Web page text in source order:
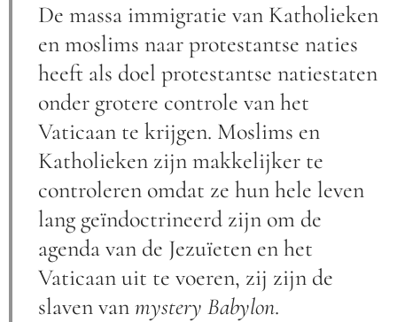
De massa immigratie van Katholieken
en moslims naar protestantse naties
heeft als doel protestantse natiestaten
onder grotere controle van het
Vaticaan te krijgen. Moslims en
Katholieken zijn makkelijker te
controleren omdat ze hun hele leven
lang geïndoctrineerd zijn om de
agenda van de Jezuïeten en het
Vaticaan uit te voeren, zij zijn de
slaven vanmystery Babylon.